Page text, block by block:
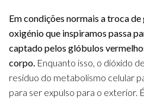
Em condições normais a troca de
oxigénio que inspiramos passa
captado pelos glóbulos
corpo. Enquanto isso, o dióxido
resíduo do metabolismo celular
para ser expulso para o exterior.